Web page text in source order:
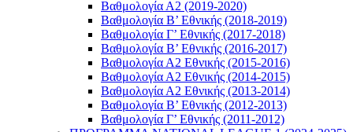
Βαθμολογία Α2 (2019-2020)
Βαθμολογία B’ Εθνικής (2018-2019)
Βαθμολογία Γ’ Εθνικής (2017-2018)
Βαθμολογία Β’ Εθνικής (2016-2017)
Βαθμολογία Α2 Εθνικής (2015-2016)
Βαθμολογία Α2 Εθνικής (2014-2015)
Βαθμολογία Α2 Εθνικής (2013-2014)
Βαθμολογία Β’ Εθνικής (2012-2013)
Βαθμολογία Γ’ Εθνικής (2011-2012)